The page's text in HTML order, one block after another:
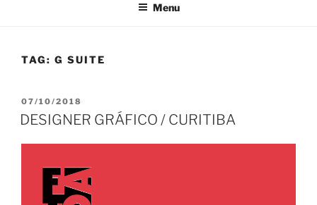
Menu
TAG: G SUITE
PUBLICADO
EM
07/10/2018
DESIGNER GRÁFICO / CURITIBA